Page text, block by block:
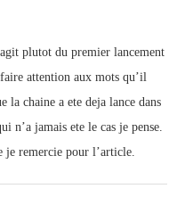
plutot du premier lancement
attention aux mots qu’il
la chaine a ete deja lance dans
n’a jamais ete le cas je pense.
je remercie pour l’article.